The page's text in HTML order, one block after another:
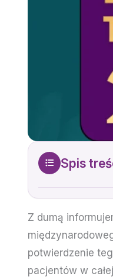
Spis
Z dumą
potwierdzenie
pacjentów w